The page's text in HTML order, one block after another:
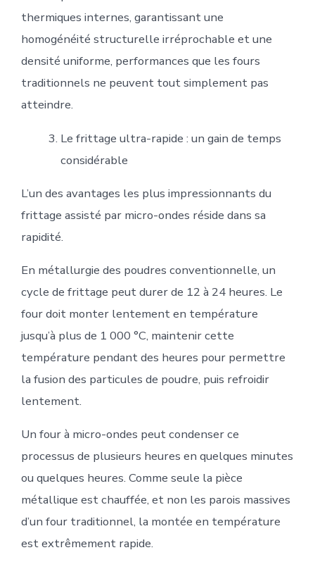
thermiques internes, garantissant une
homogénéité structurelle irréprochable et une
densité uniforme, performances que les fours
traditionnels ne peuvent tout simplement pas
atteindre.
Le frittage ultra-rapide : un gain de temps
considérable
L’un des avantages les plus impressionnants du
frittage assisté par micro-ondes réside dans sa
rapidité.
En métallurgie des poudres conventionnelle, un
cycle de frittage peut durer de 12 à 24 heures. Le
four doit monter lentement en température
jusqu’à plus de 1 000 °C, maintenir cette
température pendant des heures pour permettre
la fusion des particules de poudre, puis refroidir
lentement.
Un four à micro-ondes peut condenser ce
processus de plusieurs heures en quelques minutes
ou quelques heures. Comme seule la pièce
métallique est chauffée, et non les parois massives
d’un four traditionnel, la montée en température
est extrêmement rapide.